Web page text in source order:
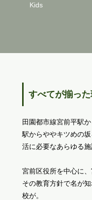
Kids
すべてが揃っ
田園都市線宮前平駅か
駅からややキツめの
活に必要なあらゆる施
宮前区役所を中心に
その教育方針で名が
校が。